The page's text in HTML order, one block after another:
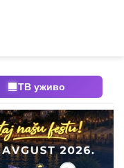
ТВ уживо